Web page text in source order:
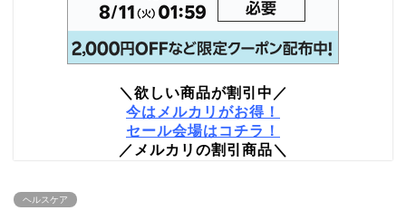
＼欲しい商品が割引中／
今はメルカリがお得！
セール会場はコチラ！
／メルカリの割引商品＼
ヘルスケア